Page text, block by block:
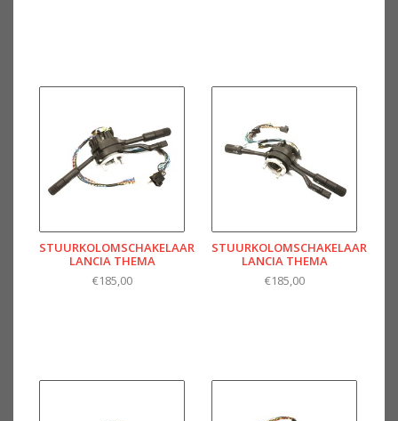
STUURKOLOMSCHAKELAAR
LANCIA THEMA
€185,00
STUURKOLOMSCHAKELAAR
LANCIA THEMA
€185,00